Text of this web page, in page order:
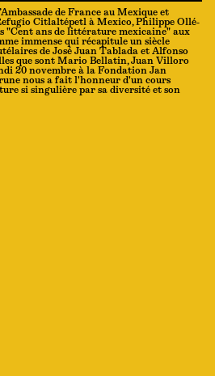
de France au Mexique et
Citlaltépetl à Mexico, Philippe Ollé-
"Cent ans de littérature mexicaine" aux
immense qui récapitule un siècle
de José Juan Tablada et Alfonso
que sont Mario Bellatin, Juan Villoro
20 novembre à la Fondation Jan
nous a fait l'honneur d'un cours
si singulière par sa diversité et son